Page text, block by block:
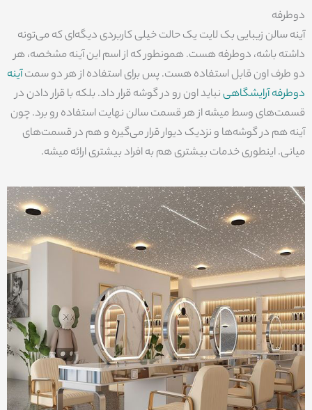
دوطرفه
آینه سالن زیبایی بک لایت یک حالت خیلی کاربردی دیگه‌ای که می‌تونه
داشته باشه، دوطرفه هست. همونطور که از اسم این آینه مشخصه، هر
دو طرف اون قابل استفاده هست. پس برای استفاده از هر دو سمتآینه
دوطرفه آرایشگاهینباید اون رو در گوشه قرار داد. بلکه با قرار دادن در
قسمت‌های وسط میشه از هر قسمت سالن نهایت استفاده رو برد. چون
آینه هم در گوشه‌ها و نزدیک دیوار قرار می‌گیره و هم در قسمت‌های
میانی. اینطوری خدمات بیشتری هم به افراد بیشتری ارائه میشه.